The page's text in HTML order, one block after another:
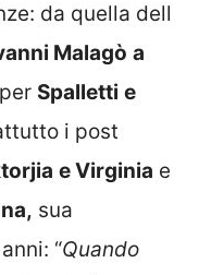
da quella dell
Malagò a
Spalletti e
i post
e Virginia e
sua
“Quando